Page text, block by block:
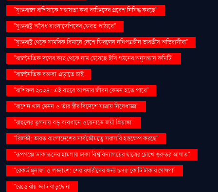
"যুক্তরাজ্য রাশিয়াকে সহায়তা করা ব্যক্তিদের প্রবেশ নিষিদ্ধ করছে"
"যুক্তরাষ্ট্র অবৈধ বাংলাদেশিদের ফেরত পাঠাবে"
"যুক্তরাষ্ট্র থেকে সামরিক বিমানে দেশে ফিরলেন নথিপত্রহীন ভারতীয় অভিবাসীরা"
"রাজনৈতিক দলের কাছ থেকে নাম চেয়েছে ইসি গঠনের অনুসন্ধান কমিটি"
"রাজনৈতিক বক্তব্য এড়াতে চাই
"রাশিফল ২০২৪: এই বছরে আপনার জীবন কেমন হতে পারে"
"রাশেদ খান মেনন ও তাঁর স্ত্রীর বিদেশে যাত্রায় নিষেধাজ্ঞা"
"রাহুলের তুলনায় বড় ব্যবধানে ওয়েনাডে জয়ী প্রিয়াঙ্কা"
"রিজভী: ভারত বাংলাদেশের সার্বভৌমত্বে সরাসরি হস্তক্ষেপ করছে"
"রূপগঞ্জে ডাকাতদের হামলায় ঢাকা বিশ্ববিদ্যালয়ের ছাত্রের চোখে গুরুতর আঘাত"
"রেকর্ড মুনাফা ও লভ্যাংশ: শেয়ারধারীদের জন্য ৯৭৫ কোটি টাকার ঘোষণা"
"রেস্তোরাঁয় ভ্যাট বাড়ছে না